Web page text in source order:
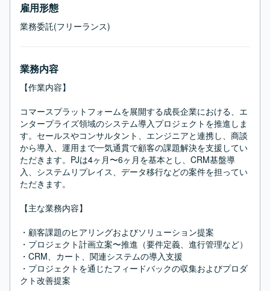
雇用形態
業務委託(フリーランス)
業務内容
【作業内容】
コマースプラットフォームを展開する成長企業における、エ
ンタープライズ領域のシステム導入プロジェクトを推進しま
す。セールスやコンサルタント、エンジニアと連携し、商談
から導入、運用まで一気通貫で顧客の課題解決を支援してい
ただきます。PJは4ヶ月〜6ヶ月を基本とし、CRM基盤導
入、システムリプレイス、データ移行などの案件を担ってい
ただきます。
【主な業務内容】
・顧客課題のヒアリングおよびソリューション提案
・プロジェクト計画立案〜推進（要件定義、進行管理など）
・CRM、カート、関連システムの導入支援
・プロジェクトを通じたフィードバックの収集およびプロダ
クト改善提案